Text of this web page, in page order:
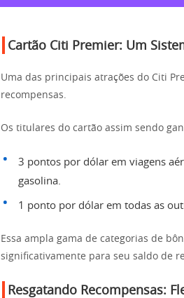
Cartão Citi Premier: Um
Uma das principais atrações do Citi
recompensas.
Os titulares do cartão assim sendo
3 pontos por dólar em viagens
gasolina.
1 ponto por dólar em todas as
Essa ampla gama de categorias de
significativamente para seu saldo de
Resgatando Recompensas: